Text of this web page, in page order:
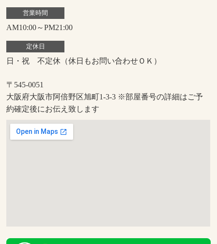
営業時間
AM10:00～PM21:00
定休日
日・祝 不定休（休日もお問い合わせＯＫ）
〒545-0051
大阪府大阪市阿倍野区旭町1-3-3 ※部屋番号の詳細はご予
約確定後にお伝え致します